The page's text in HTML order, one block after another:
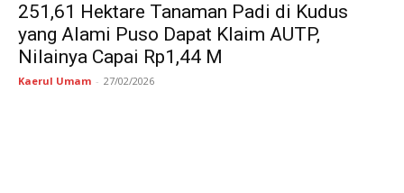
251,61 Hektare Tanaman Padi di Kudus
yang Alami Puso Dapat Klaim AUTP,
Nilainya Capai Rp1,44 M
Kaerul Umam - 27/02/2026